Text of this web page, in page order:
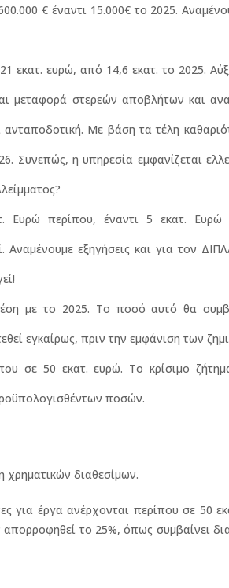
€ έναντι 15.000€ το 2025.
εκατ. ευρώ, από 14,6 εκατ. το 2025.
μεταφορά στερεών αποβλήτων και
Με βάση τα τέλη
Συνεπώς, η υπηρεσία εμφανίζεται
Ευρώ περίπου, έναντι 5 εκατ. Ευρώ
εξηγήσεις και για τον
με το 2025. Το ποσό αυτό θα
εγκαίρως, πριν την εμφάνιση των
σε 50 εκατ. ευρώ. Το κρίσιμο
ποσών.
χρηματικών διαθεσίμων.
για έργα ανέρχονται περίπου σε 50
το 25%, όπως συμβαίνει